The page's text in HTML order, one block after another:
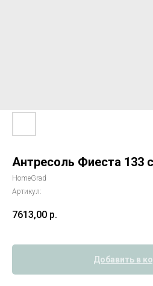
Антресоль Фиеста 133
HomeGrad
Артикул:
7613,00 р.
Добавить в